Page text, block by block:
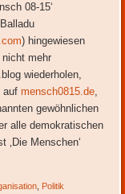
08-15‘
) hingewiesen
mehr
wiederholen,
aufmensch0815.de,
gewöhnlichen
alle demokratischen
‚Die Menschen‘
Politik